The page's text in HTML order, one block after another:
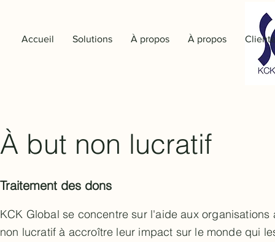
Accueil Solutions À propos À propos
À but non lucratif
Traitement des dons
KCK Global se concentre sur l'aide aux organisations
non lucratif à accroître leur impact sur le monde qui